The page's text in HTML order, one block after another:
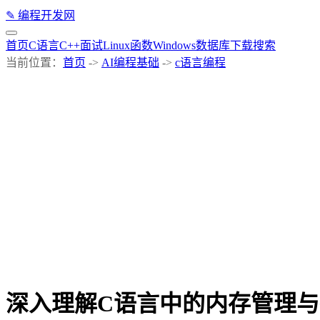
✎ 编程开发网
首页C语言C++面试Linux函数Windows数据库下载搜索
当前位置： 首页 -> AI编程基础 -> c语言编程
深入理解C语言中的内存管理